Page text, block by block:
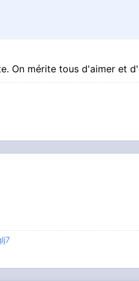
On mérite tous d'aimer et